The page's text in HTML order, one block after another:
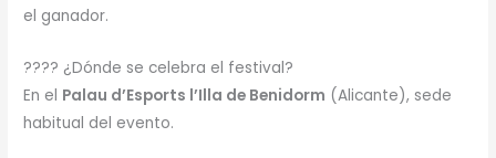
el ganador.
???? ¿Dónde se celebra el festival?
En el Palau d’Esports l’Illa de Benidorm (Alicante), sede
habitual del evento.